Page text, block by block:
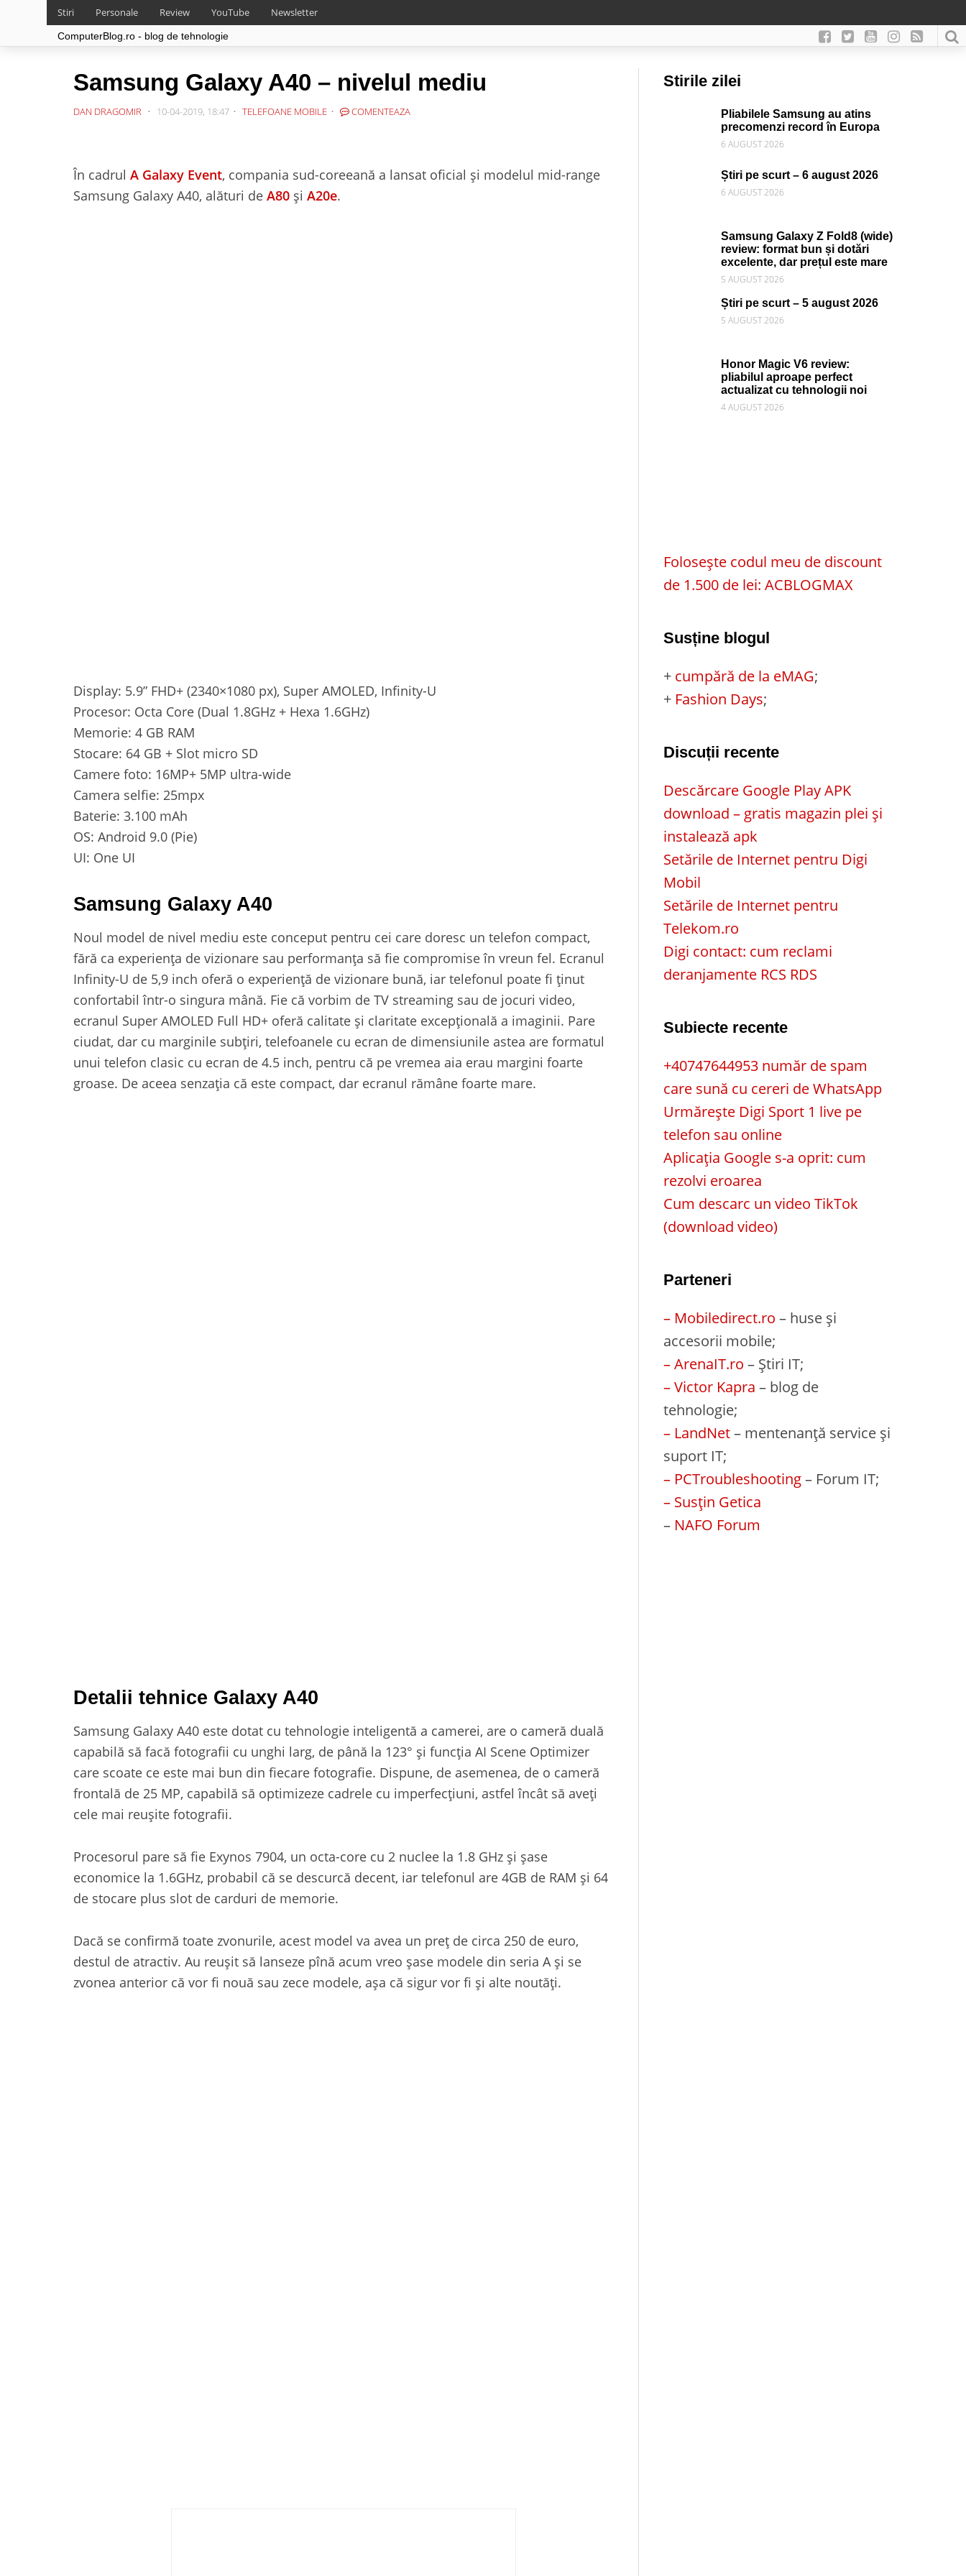
Stiri Personale Review YouTube Newsletter
ComputerBlog.ro - blog de tehnologie
Samsung Galaxy A40 – nivelul mediu
DAN DRAGOMIR 10-04-2019, 18:47 TELEFOANE MOBILE COMENTEAZA
În cadrul A Galaxy Event, compania sud-coreeană a lansat oficial și modelul mid-range
Samsung Galaxy A40, alături de A80 și A20e.
Display: 5.9” FHD+ (2340×1080 px), Super AMOLED, Infinity-U
Procesor: Octa Core (Dual 1.8GHz + Hexa 1.6GHz)
Memorie: 4 GB RAM
Stocare: 64 GB + Slot micro SD
Camere foto: 16MP+ 5MP ultra-wide
Camera selfie: 25mpx
Baterie: 3.100 mAh
OS: Android 9.0 (Pie)
UI: One UI
Samsung Galaxy A40
Noul model de nivel mediu este conceput pentru cei care doresc un telefon compact,
fără ca experiența de vizionare sau performanța să fie compromise în vreun fel. Ecranul
Infinity-U de 5,9 inch oferă o experiență de vizionare bună, iar telefonul poate fi ținut
confortabil într-o singura mână. Fie că vorbim de TV streaming sau de jocuri video,
ecranul Super AMOLED Full HD+ oferă calitate și claritate excepțională a imaginii. Pare
ciudat, dar cu marginile subțiri, telefoanele cu ecran de dimensiunile astea are formatul
unui telefon clasic cu ecran de 4.5 inch, pentru că pe vremea aia erau margini foarte
groase. De aceea senzația că este compact, dar ecranul rămâne foarte mare.
Detalii tehnice Galaxy A40
Samsung Galaxy A40 este dotat cu tehnologie inteligentă a camerei, are o cameră duală
capabilă să facă fotografii cu unghi larg, de până la 123° și funcția AI Scene Optimizer
care scoate ce este mai bun din fiecare fotografie. Dispune, de asemenea, de o cameră
frontală de 25 MP, capabilă să optimizeze cadrele cu imperfecțiuni, astfel încât să aveți
cele mai reușite fotografii.
Procesorul pare să fie Exynos 7904, un octa-core cu 2 nuclee la 1.8 GHz și șase
economice la 1.6GHz, probabil că se descurcă decent, iar telefonul are 4GB de RAM și 64
de stocare plus slot de carduri de memorie.
Dacă se confirmă toate zvonurile, acest model va avea un preț de circa 250 de euro,
destul de atractiv. Au reușit să lanseze pînă acum vreo șase modele din seria A și se
zvonea anterior că vor fi nouă sau zece modele, așa că sigur vor fi și alte noutăți.
Stirile zilei
Pliabilele Samsung au atins
precomenzi record în Europa
6 AUGUST 2026
Știri pe scurt – 6 august 2026
6 AUGUST 2026
Samsung Galaxy Z Fold8 (wide)
review: format bun și dotări
excelente, dar prețul este mare
5 AUGUST 2026
Știri pe scurt – 5 august 2026
5 AUGUST 2026
Honor Magic V6 review:
pliabilul aproape perfect
actualizat cu tehnologii noi
4 AUGUST 2026
Folosește codul meu de discount
de 1.500 de lei: ACBLOGMAX
Susține blogul
+ cumpără de la eMAG;
+ Fashion Days;
Discuții recente
Descărcare Google Play APK
download – gratis magazin plei și
instalează apk
Setările de Internet pentru Digi
Mobil
Setările de Internet pentru
Telekom.ro
Digi contact: cum reclami
deranjamente RCS RDS
Subiecte recente
+40747644953 număr de spam
care sună cu cereri de WhatsApp
Urmărește Digi Sport 1 live pe
telefon sau online
Aplicația Google s-a oprit: cum
rezolvi eroarea
Cum descarc un video TikTok
(download video)
Parteneri
– Mobiledirect.ro – huse și
accesorii mobile;
– ArenaIT.ro – Știri IT;
– Victor Kapra – blog de
tehnologie;
– LandNet– mentenanță service și
suport IT;
– PCTroubleshooting– Forum IT;
– Susțin Getica
– NAFO Forum